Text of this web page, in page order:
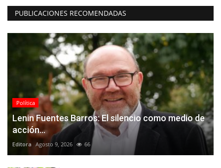
PUBLICACIONES RECOMENDADAS
Política
Lenin Fuentes Barros: El silencio como medio de
acción...
Editora Agosto 9, 2026 66